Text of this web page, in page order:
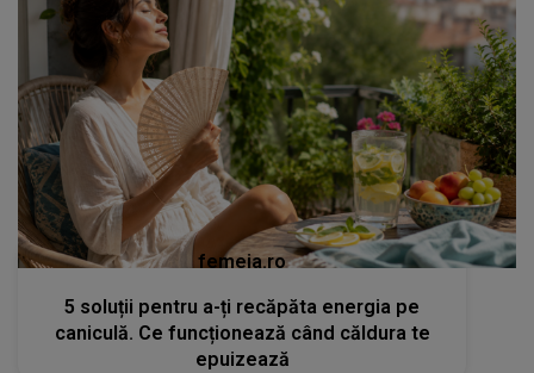
femeia.ro
5 soluții pentru a-ți recăpăta energia pe
caniculă. Ce funcționează când căldura te
epuizează